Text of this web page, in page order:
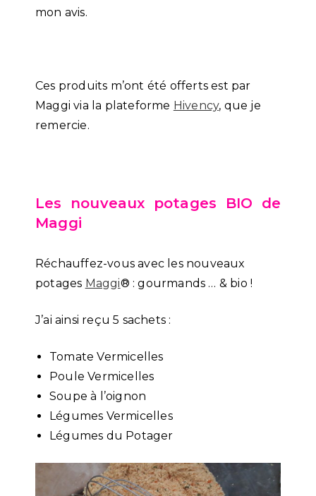
mon avis.
Ces produits m’ont été offerts est par
Maggi via la plateforme Hivency, que je
remercie.
Les nouveaux potages BIO de
Maggi
Réchauffez-vous avec les nouveaux
potages Maggi® : gourmands … & bio !
J’ai ainsi reçu 5 sachets :
Tomate Vermicelles
Poule Vermicelles
Soupe à l’oignon
Légumes Vermicelles
Légumes du Potager